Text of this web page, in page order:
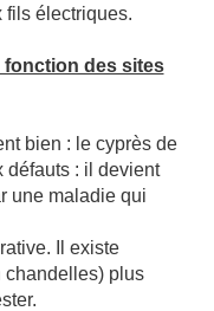
fils électriques.
des sites
bien : le cyprès de
défauts : il devient
une maladie qui
Il existe
chandelles) plus